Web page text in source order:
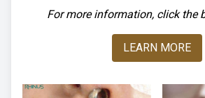
For more information, click the
LEARN MORE